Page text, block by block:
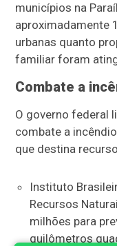
municípios na
aproximadamente
urbanas quanto
familiar foram
Combate a
O governo federal
combate a
que destina
Instituto
Recursos
milhões para
quilômetros